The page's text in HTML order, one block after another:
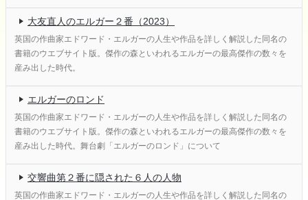
大友直人のエルガー２番（2023）
英国の作曲家エドワード・エルガーの人生や作品を詳しく解説した同名の
書籍のウエブサイト版。傑作の森といわれるエルガーの最高傑作の数々を
産み出した時代。
エルガーのロンド
英国の作曲家エドワード・エルガーの人生や作品を詳しく解説した同名の
書籍のウエブサイト版。傑作の森といわれるエルガーの最高傑作の数々を
産み出した時代。舞台劇「エルガーのロンド」について
交響曲第２番に隠された６人の人物
英国の作曲家エドワード・エルガーの人生や作品を詳しく解説した同名の